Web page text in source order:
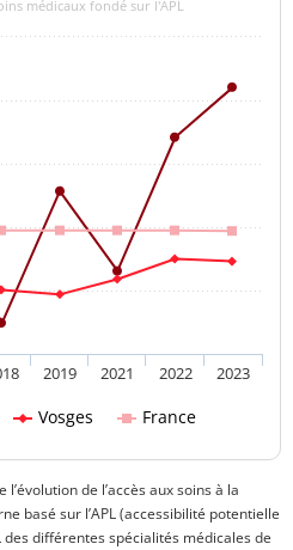
médicaux fondé sur l'APL
Vosges France
2019 2021 2022 2023
de l’accès aux soins à la
basé sur l’APL (accessibilité potentielle
différentes spécialités médicales de